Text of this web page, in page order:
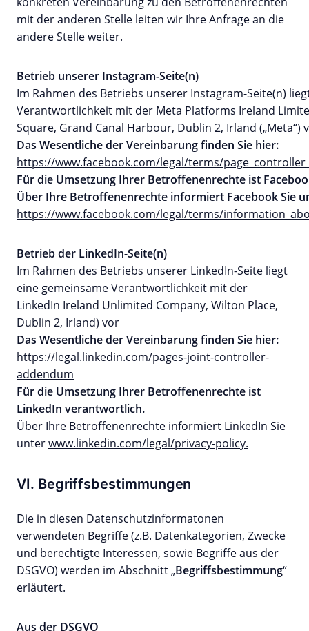
mit der anderen Stelle leiten wir Ihre Anfrage an die
andere Stelle weiter.
Betrieb unserer Instagram-Seite(n)
Im Rahmen des Betriebs unserer Instagram-Seite(n)
Verantwortlichkeit mit der Meta Platforms Ireland
Square, Grand Canal Harbour, Dublin 2, Irland („Meta“)
Das Wesentliche der Vereinbarung finden Sie hier:
https://www.facebook.com/legal/terms/
Für die Umsetzung Ihrer Betroffenenrechte ist
Über Ihre Betroffenenrechte informiert Facebook Sie
https://www.facebook.com/legal/terms/
Betrieb der LinkedIn-Seite(n)
Im Rahmen des Betriebs unserer LinkedIn-Seite liegt
eine gemeinsame Verantwortlichkeit mit der
LinkedIn Ireland Unlimited Company, Wilton Place,
Dublin 2, Irland) vor
Das Wesentliche der Vereinbarung finden Sie hier:
https://legal.linkedin.com/pages-joint-controller-
addendum
Für die Umsetzung Ihrer Betroffenenrechte ist
LinkedIn verantwortlich.
Über Ihre Betroffenenrechte informiert LinkedIn Sie
unterwww.linkedin.com/legal/privacy-policy.
VI. Begriffsbestimmungen
Die in diesen Datenschutzinformatonen
verwendeten Begriffe (z.B. Datenkategorien, Zwecke
und berechtigte Interessen, sowie Begriffe aus der
DSGVO) werden im Abschnitt „Begriffsbestimmung“
erläutert.
Aus der DSGVO